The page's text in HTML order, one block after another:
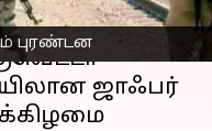
புரண்டன
ஜாஃபர்